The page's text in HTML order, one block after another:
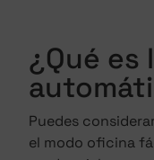
¿Qué es
Puedes
el modo oficina